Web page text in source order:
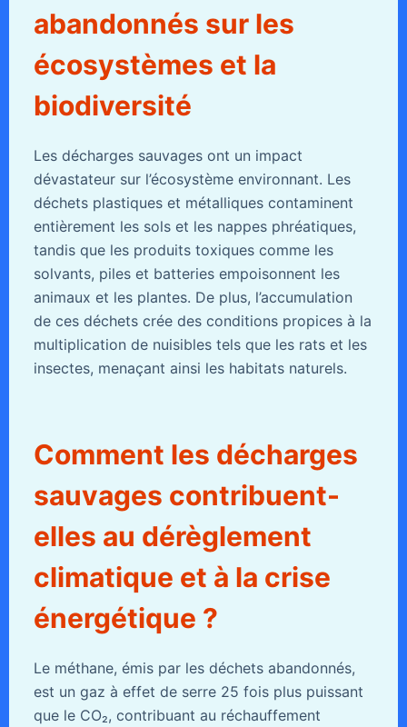
abandonnés sur les
écosystèmes et la
biodiversité
Les décharges sauvages ont un impact
dévastateur sur l’écosystème environnant. Les
déchets plastiques et métalliques contaminent
entièrement les sols et les nappes phréatiques,
tandis que les produits toxiques comme les
solvants, piles et batteries empoisonnent les
animaux et les plantes. De plus, l’accumulation
de ces déchets crée des conditions propices à la
multiplication de nuisibles tels que les rats et les
insectes, menaçant ainsi les habitats naturels.
Comment les décharges
sauvages contribuent-
elles au dérèglement
climatique et à la crise
énergétique ?
Le méthane, émis par les déchets abandonnés,
est un gaz à effet de serre 25 fois plus puissant
que le CO₂, contribuant au réchauffement